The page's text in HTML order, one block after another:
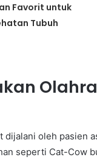
Favorit untuk
Tubuh
oleh pasien
seperti Cat-Cow